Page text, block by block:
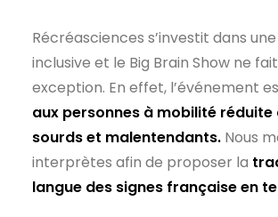
Récréasciences s’investit dans
inclusive et le Big Brain Show ne
exception. En effet, l’événement
aux personnes à mobilité réduite
sourds et malentendants. Nous
interprètes afin de proposer la
langue des signes française en